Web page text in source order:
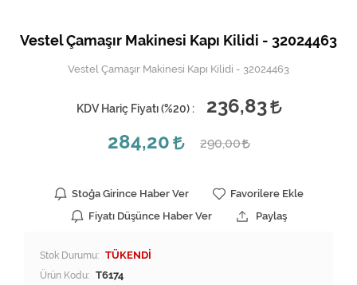
Vestel Çamaşır Makinesi Kapı Kilidi - 32024463
Vestel Çamaşır Makinesi Kapı Kilidi - 32024463
KDV Hariç Fiyatı (%20) :
236,83
284,20
290,00
Stoğa Girince Haber Ver
Favorilere Ekle
Fiyatı Düşünce Haber Ver
Paylaş
Stok Durumu: TÜKENDİ
Ürün Kodu: T6174